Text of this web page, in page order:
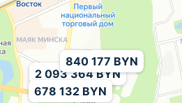
2 093 364 BYN
840 177 BYN
678 132 BYN